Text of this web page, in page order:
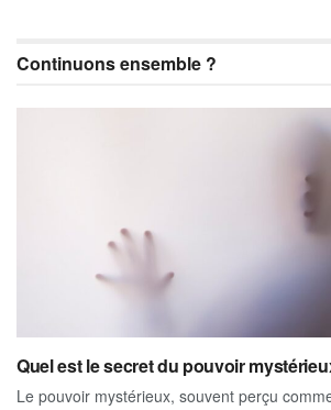
Continuons ensemble ?
Quel est le secret du pouvoir
Le pouvoir mystérieux, souvent perçu